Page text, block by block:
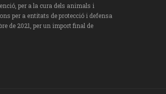
per a la cura dels animals i
per a entitats de protecció i defensa
de 2021, per un import final de